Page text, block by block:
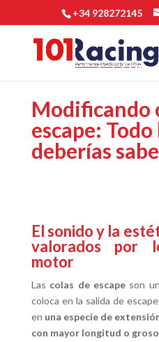
+34 928272145
Modificando
escape:
deberías
El sonido y la
valorados por
motor
Las colas de escapeson
coloca en la salida de
en una especie de
con mayor longitud o